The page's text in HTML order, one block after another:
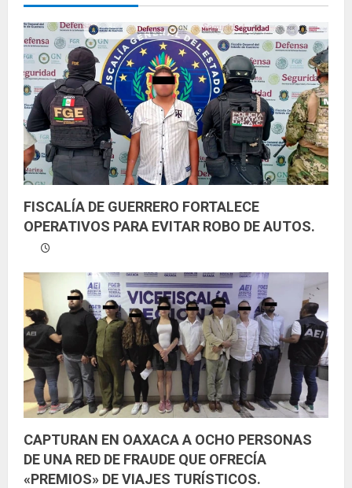
y
e
n
d
o
FISCALÍA DE GUERRERO FORTALECE
OPERATIVOS PARA EVITAR ROBO DE AUTOS.
CAPTURAN EN OAXACA A OCHO PERSONAS
DE UNA RED DE FRAUDE QUE OFRECÍA
«PREMIOS» DE VIAJES TURÍSTICOS.